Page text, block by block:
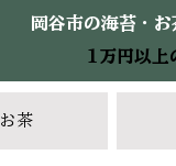
岡谷市の海苔・
1万円以上
お茶